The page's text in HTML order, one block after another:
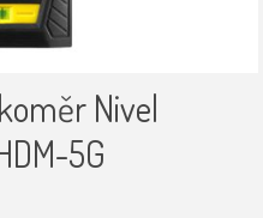
Nivel
5G